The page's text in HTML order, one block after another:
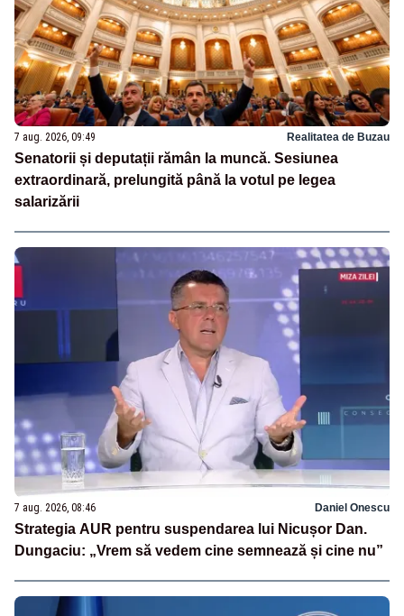
7 aug. 2026, 09:49 Realitatea de Buzau
Senatorii și deputații rămân la muncă. Sesiunea
extraordinară, prelungită până la votul pe legea
salarizării
7 aug. 2026, 08:46 Daniel Onescu
Strategia AUR pentru suspendarea lui Nicușor Dan.
Dungaciu: „Vrem să vedem cine semnează și cine nu”